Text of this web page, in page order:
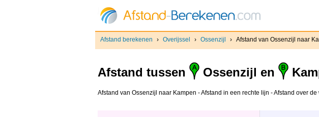
Afstand berekenen › Overijssel › Ossenzijl › Afstand van Ossenzijl naar
Afstand tussen Ossenzijl en
Afstand van Ossenzijl naar Kampen - Afstand in een rechte lijn - Afstand over de